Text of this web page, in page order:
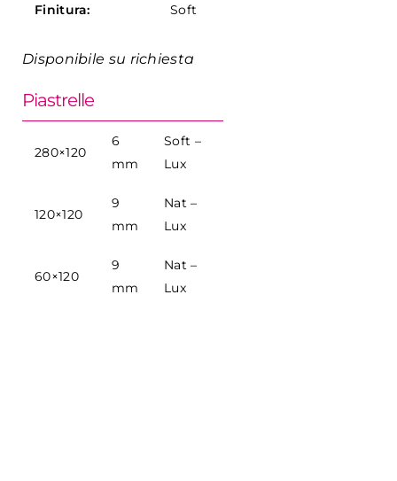
Finitura: Soft
Disponibile su richiesta
Piastrelle
280×120
6
mm
Soft –
Lux
120×120
9
mm
Nat –
Lux
60×120
9
mm
Nat –
Lux